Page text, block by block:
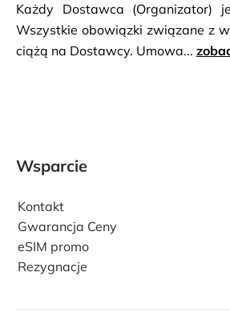
Każdy Dostawca (Organizator)
Wszystkie obowiązki związane z
ciążą na Dostawcy. Umowa...
Wsparcie
Kontakt
Gwarancja Ceny
eSIM promo
Rezygnacje